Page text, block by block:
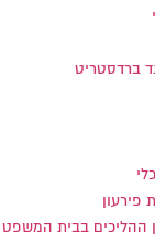
פירעון
ההליכים בבית המשפט